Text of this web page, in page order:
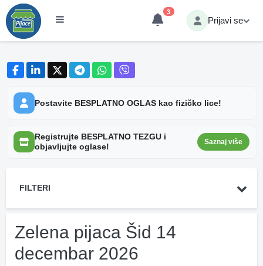
3
Prijavi se
Postavite BESPLATNO OGLAS kao fizičko lice!
Registrujte BESPLATNO TEZGU i
objavljujte oglase!
Saznaj više
FILTERI
Zelena pijaca Šid 14
decembar 2026